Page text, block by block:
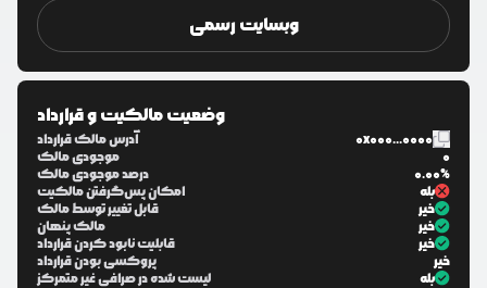
وبسایت رسمی
وضعیت مالکیت و قرارداد
آدرس مالک قرارداد
0x000...0000
موجودی مالک
0
درصد موجودی مالک
0.00%
امکان پس‌گرفتن مالکیت
بله
قابل تغییر توسط مالک
خیر
مالک پنهان
خیر
قابلیت نابود کردن قرارداد
خیر
پروکسی بودن قرارداد
خیر
لیست شده در صرافی غیر متمرکز
بله